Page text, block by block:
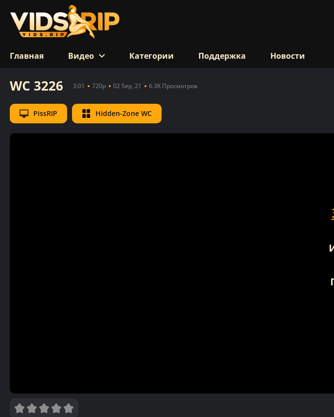
Главная Видео Категории Поддержка Новости
WC 3226 3:01 720p 02 Sep, 21 6.3K Просмотров
PissRIP Hidden-Zone WC